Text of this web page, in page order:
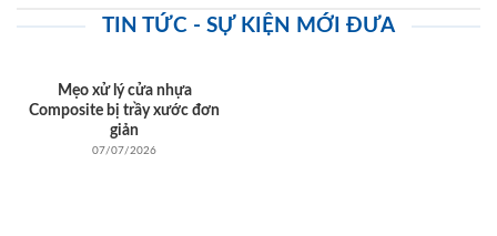
TIN TỨC - SỰ KIỆN MỚI ĐƯA
Mẹo xử lý cửa nhựa
Composite bị trầy xước đơn
giản
07/07/2026